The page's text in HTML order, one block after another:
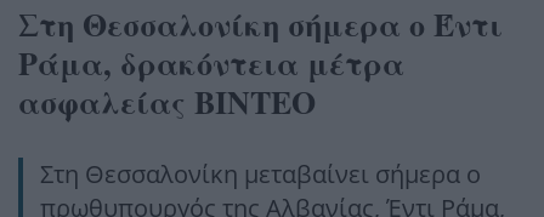
Στη Θεσσαλονίκη σήμερα ο Έντι
Ράμα, δρακόντεια μέτρα
ασφαλείας ΒΙΝΤΕΟ
Στη Θεσσαλονίκη μεταβαίνει σήμερα ο
πρωθυπουργός της Αλβανίας, Έντι Ράμα,